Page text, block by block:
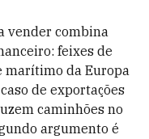
vender combina
feixes de
marítimo da Europa
de exportações
caminhões no
argumento é